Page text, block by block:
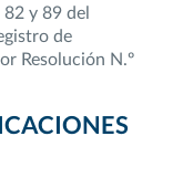
y 89 del
de
Resolución N.º